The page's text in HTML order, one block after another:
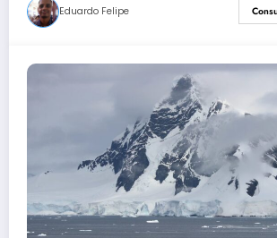
Eduardo Felipe